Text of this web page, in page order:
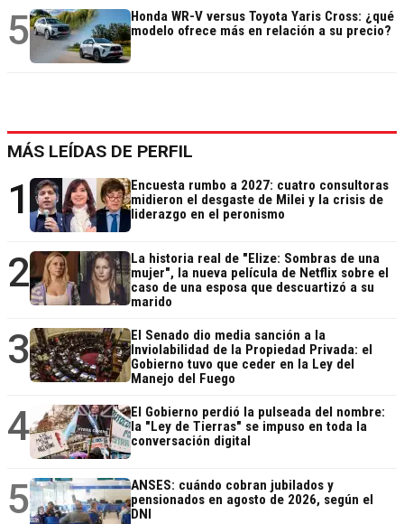
5
Honda WR-V versus Toyota Yaris Cross: ¿qué
modelo ofrece más en relación a su precio?
MÁS LEÍDAS DE PERFIL
1
Encuesta rumbo a 2027: cuatro consultoras
midieron el desgaste de Milei y la crisis de
liderazgo en el peronismo
2
La historia real de "Elize: Sombras de una
mujer", la nueva película de Netflix sobre el
caso de una esposa que descuartizó a su
marido
3
El Senado dio media sanción a la
Inviolabilidad de la Propiedad Privada: el
Gobierno tuvo que ceder en la Ley del
Manejo del Fuego
4
El Gobierno perdió la pulseada del nombre:
la "Ley de Tierras" se impuso en toda la
conversación digital
5
ANSES: cuándo cobran jubilados y
pensionados en agosto de 2026, según el
DNI